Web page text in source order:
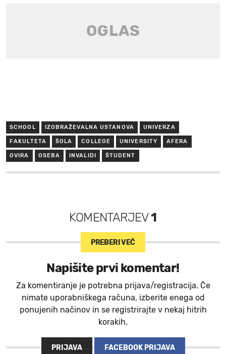
SCHOOL IZOBRAŽEVALNA USTANOVA UNIVERZA
FAKULTETA ŠOLA COLLEGE UNIVERSITY AFERA
OVIRA OSEBA INVALIDI ŠTUDENT
KOMENTARJEV1
PREBERI VEČ
Napišite prvi komentar!
Za komentiranje je potrebna prijava/registracija. Če
nimate uporabniškega računa, izberite enega od
ponujenih načinov in se registrirajte v nekaj hitrih
korakih.
PRIJAVA FACEBOOK PRIJAVA